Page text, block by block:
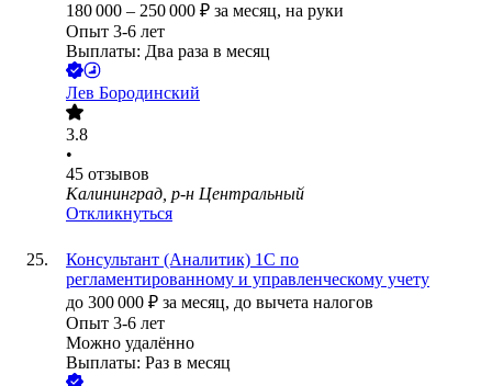
180 000 – 250 000 ₽ за месяц, на руки
Опыт 3-6 лет
Выплаты: Два раза в месяц
Лев Бородинский
3.8
•
45 отзывов
Калининград, р-н Центральный
Откликнуться
Консультант (Аналитик) 1С по
регламентированному и управленческому учету
до 300 000 ₽ за месяц, до вычета налогов
Опыт 3-6 лет
Можно удалённо
Выплаты: Раз в месяц